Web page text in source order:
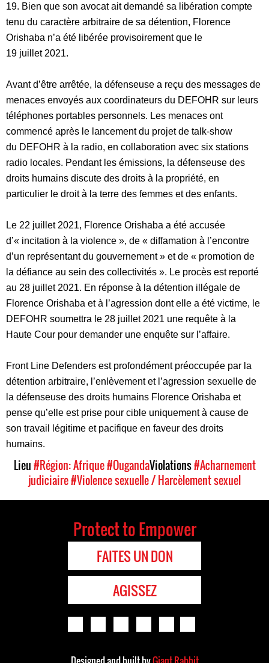
19. Bien que son avocat ait demandé sa libération compte
tenu du caractère arbitraire de sa détention, Florence
Orishaba n’a été libérée provisoirement que le
19 juillet 2021.
Avant d’être arrêtée, la défenseuse a reçu des messages de
menaces envoyés aux coordinateurs du DEFOHR sur leurs
téléphones portables personnels. Les menaces ont
commencé après le lancement du projet de talk-show
du DEFOHR à la radio, en collaboration avec six stations
radio locales. Pendant les émissions, la défenseuse des
droits humains discute des droits à la propriété, en
particulier le droit à la terre des femmes et des enfants.
Le 22 juillet 2021, Florence Orishaba a été accusée
d’« incitation à la violence », de « diffamation à l’encontre
d’un représentant du gouvernement » et de « promotion de
la défiance au sein des collectivités ». Le procès est reporté
au 28 juillet 2021. En réponse à la détention illégale de
Florence Orishaba et à l’agression dont elle a été victime, le
DEFOHR soumettra le 28 juillet 2021 une requête à la
Haute Cour pour demander une enquête sur l’affaire.
Front Line Defenders est profondément préoccupée par la
détention arbitraire, l’enlèvement et l’agression sexuelle de
la défenseuse des droits humains Florence Orishaba et
pense qu’elle est prise pour cible uniquement à cause de
son travail légitime et pacifique en faveur des droits
humains.
Lieu#Région: Afrique#OugandaViolations#Acharnement
judiciaire#Violence sexuelle / Harcèlement sexuel
Protect to Empower
FAITES UN DON
AGISSEZ